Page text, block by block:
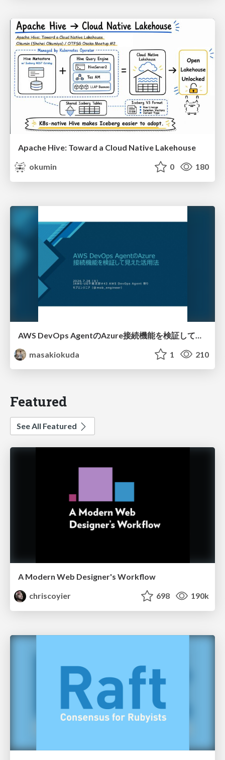
Apache Hive: Toward a Cloud Native Lakehouse
okumin
0 180
masakiokuda
1 210
Featured
See All Featured
A Modern Web Designer's Workflow
chriscoyier
698 190k